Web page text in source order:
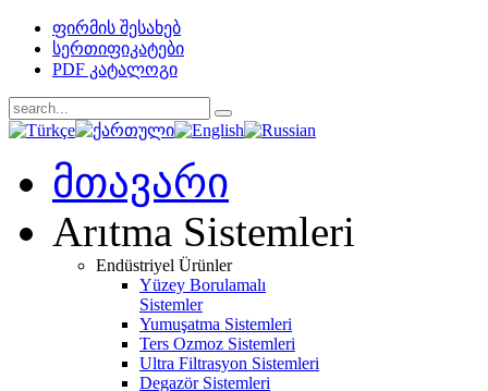
ფირმის შესახებ
სერთიფიკატები
PDF კატალოგი
მთავარი
Arıtma Sistemleri
Endüstriyel Ürünler
Yüzey Borulamalı
Sistemler
Yumuşatma Sistemleri
Ters Ozmoz Sistemleri
Ultra Filtrasyon Sistemleri
Degazör Sistemleri